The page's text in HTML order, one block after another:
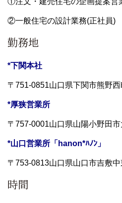
②一般住宅の設計業務(正社員)
勤務地
*下関本社
〒751-0851山口県下関市熊野
*厚狭営業所
〒757-0001山口県山陽小野田
*山口営業所「hanon*ﾊﾉﾝ」
〒753-0813山口県山口市吉敷
時間